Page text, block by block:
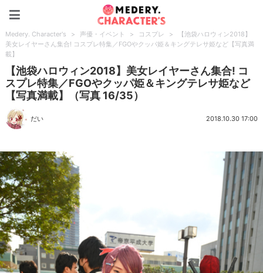
Medery. Character's > 声優・イベント > コスプレ >
【池袋ハロウィン2018】
美女レイヤーさん集合! コスプレ特集／FGOやクッパ姫＆キングテレサ姫など【写真満
載】
【池袋ハロウィン2018】美女レイヤーさん集合! コ
スプレ特集／FGOやクッパ姫＆キングテレサ姫など
【写真満載】（写真 16/35）
だい 2018.10.30 17:00